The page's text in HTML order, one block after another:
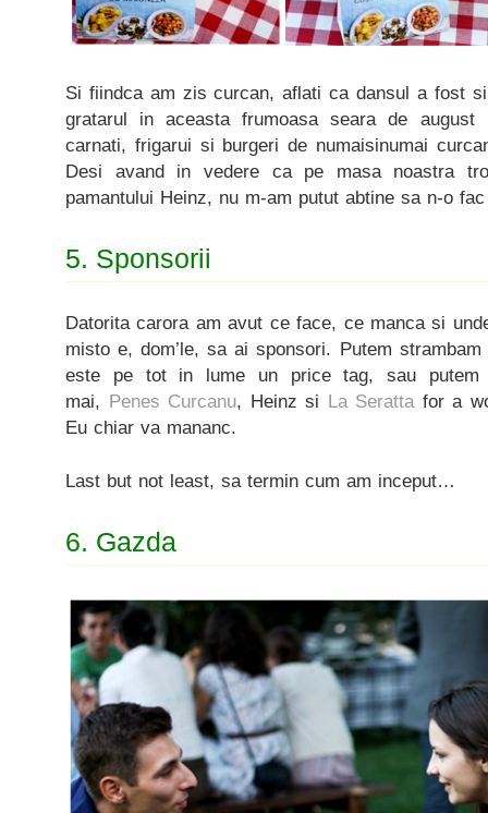
Si fiindca am zis curcan, aflati ca dansul a fost
gratarul in aceasta frumoasa seara de
carnati, frigarui si burgeri de numaisinumai
Desi avand in vedere ca pe masa noastra
pamantului Heinz, nu m-am putut abtine sa n-o
5. Sponsorii
Datorita carora am avut ce face, ce manca si
misto e, dom’le, sa ai sponsori. Putem
este pe tot in lume un price tag, sau putem
mai, Penes Curcanu, Heinz si La Seratta for a
Eu chiar va mananc.
Last but not least, sa termin cum am inceput…
6. Gazda